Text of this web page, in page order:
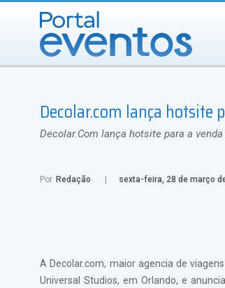
Decolar.com lança hotsite
Decolar.Com lança hotsite para a
Por Redação sexta-feira, 28 de março
A Decolar.com, maior agencia de
Universal Studios, em Orlando, e